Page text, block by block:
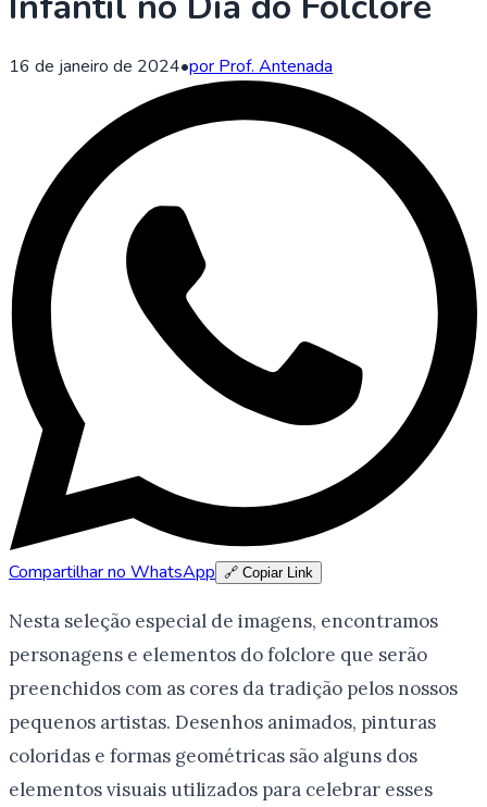
16 de janeiro de 2024•por Prof. Antenada
Compartilhar no WhatsApp 🔗 Copiar Link
Nesta seleção especial de imagens, encontramos
personagens e elementos do folclore que serão
preenchidos com as cores da tradição pelos nossos
pequenos artistas. Desenhos animados, pinturas
coloridas e formas geométricas são alguns dos
elementos visuais utilizados para celebrar esses